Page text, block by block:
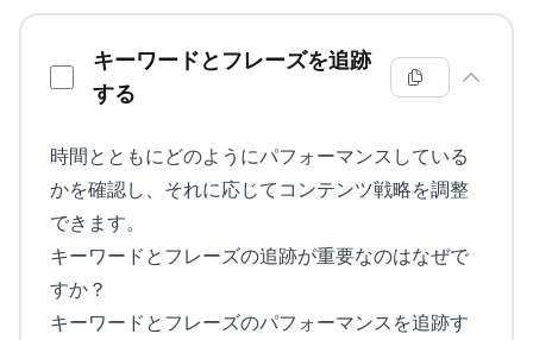
キーワードとフレーズを追跡
する
時間とともにどのようにパフォーマンスしている
かを確認し、それに応じてコンテンツ戦略を調整
できます。
キーワードとフレーズの追跡が重要なのはなぜで
すか？
キーワードとフレーズのパフォーマンスを追跡す